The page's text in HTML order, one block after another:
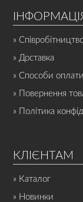
»
» Доставка
» Способи оплати
» Повернення
» Політика
КЛІЄНТАМ
» Каталог
» Новинки